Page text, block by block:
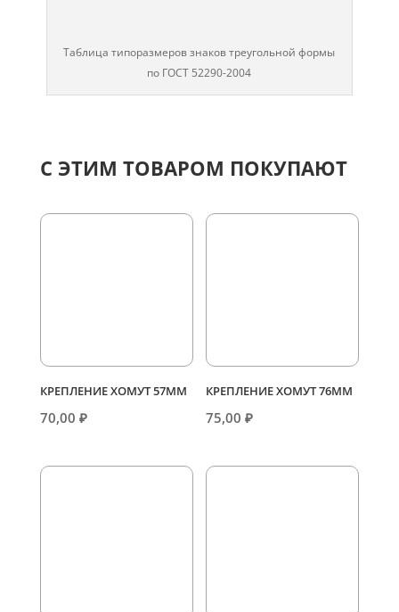
Таблица типоразмеров знаков треугольной формы
по ГОСТ 52290-2004
С ЭТИМ ТОВАРОМ ПОКУПАЮТ
КРЕПЛЕНИЕ ХОМУТ 57ММ
70,00 ₽
КРЕПЛЕНИЕ ХОМУТ 76ММ
75,00₽